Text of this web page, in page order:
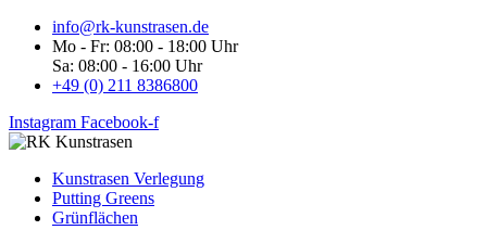
info@rk-kunstrasen.de
Mo - Fr: 08:00 - 18:00 Uhr
Sa: 08:00 - 16:00 Uhr
+49 (0) 211 8386800
Instagram Facebook-f
Kunstrasen Verlegung
Putting Greens
Grünflächen